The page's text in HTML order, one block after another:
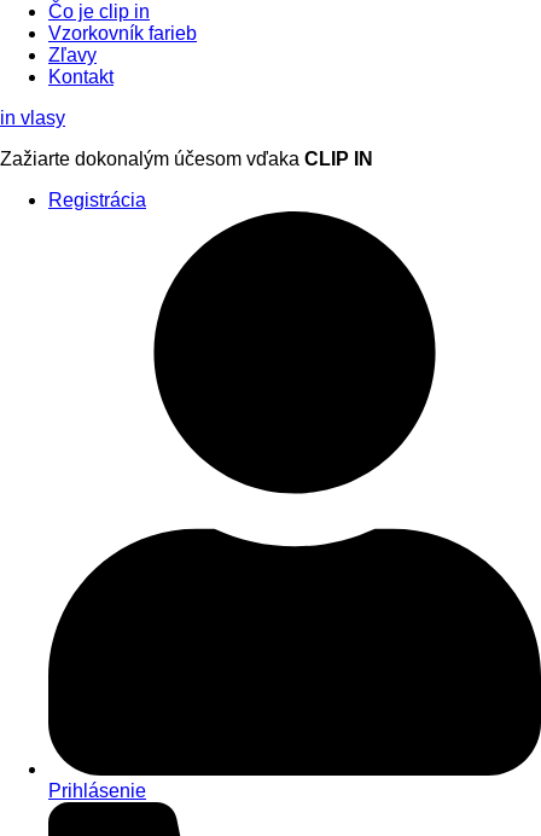
Čo je clip in
Vzorkovník farieb
Zľavy
Kontakt
in vlasy
Zažiarte dokonalým účesom vďaka CLIP IN
Registrácia
Prihlásenie